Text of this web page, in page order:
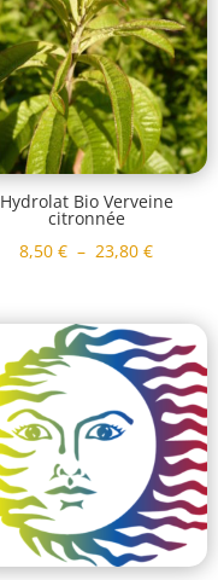
20,20 €
Hydrolat Bio Verveine
citronnée
8,50€ – 23,80€Plage
8,50 €
à
23,80 €